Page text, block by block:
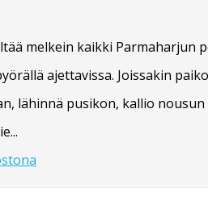
melkein kaikki Parmaharjun
ajettavissa. Joissakin
lähinnä pusikon, kallio nousun